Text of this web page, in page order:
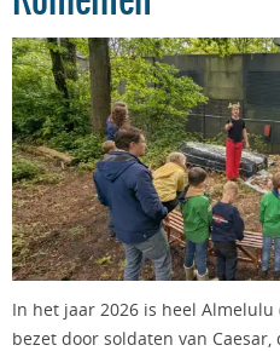
In het jaar 2026 is heel
bezet door soldaten van